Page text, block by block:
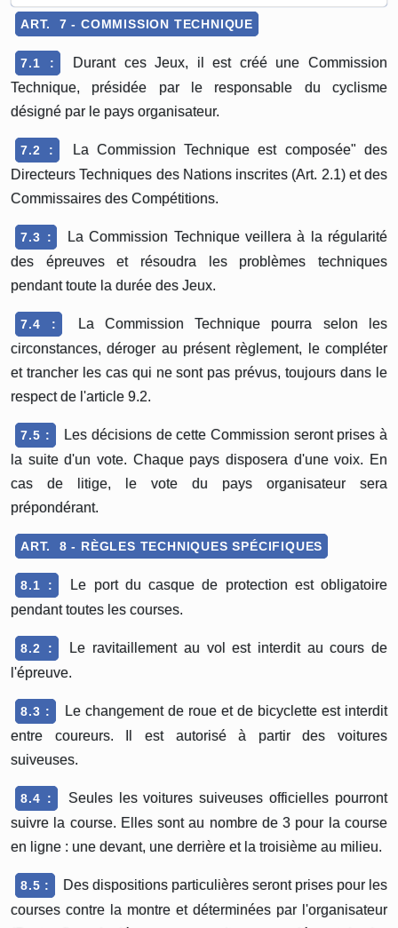
ART. 7 - COMMISSION TECHNIQUE
7.1 :
Durant ces Jeux, il est créé une Commission
Technique, présidée par le responsable du cyclisme
désigné par le pays organisateur.
7.2 :
La Commission Technique est composée" des
Directeurs Techniques des Nations inscrites (Art. 2.1) et des
Commissaires des Compétitions.
7.3 :
La Commission Technique veillera à la régularité
des épreuves et résoudra les problèmes techniques
pendant toute la durée des Jeux.
7.4 :
La Commission Technique pourra selon les
circonstances, déroger au présent règlement, le compléter
et trancher les cas qui ne sont pas prévus, toujours dans le
respect de l'article 9.2.
7.5 :
Les décisions de cette Commission seront prises à
la suite d'un vote. Chaque pays disposera d'une voix. En
cas de litige, le vote du pays organisateur sera
prépondérant.
ART. 8 - RÈGLES TECHNIQUES SPÉCIFIQUES
8.1 :
Le port du casque de protection est obligatoire
pendant toutes les courses.
8.2 :
Le ravitaillement au vol est interdit au cours de
l'épreuve.
8.3 :
Le changement de roue et de bicyclette est interdit
entre coureurs. Il est autorisé à partir des voitures
suiveuses.
8.4 :
Seules les voitures suiveuses officielles pourront
suivre la course. Elles sont au nombre de 3 pour la course
en ligne : une devant, une derrière et la troisième au milieu.
8.5 :
Des dispositions particulières seront prises pour les
courses contre la montre et déterminées par l'organisateur